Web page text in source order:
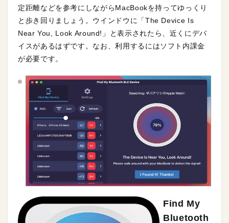
定距離などを参考にしながらMacBookを持ってゆっくり
と歩き回りましょう。ウインドウに「The Device Is
Near You, Look Around!」と表示されたら、近くにデバ
イスがあるはずです。なお、利用するにはソフト内課金
が必要です。
Find My
Bluetooth